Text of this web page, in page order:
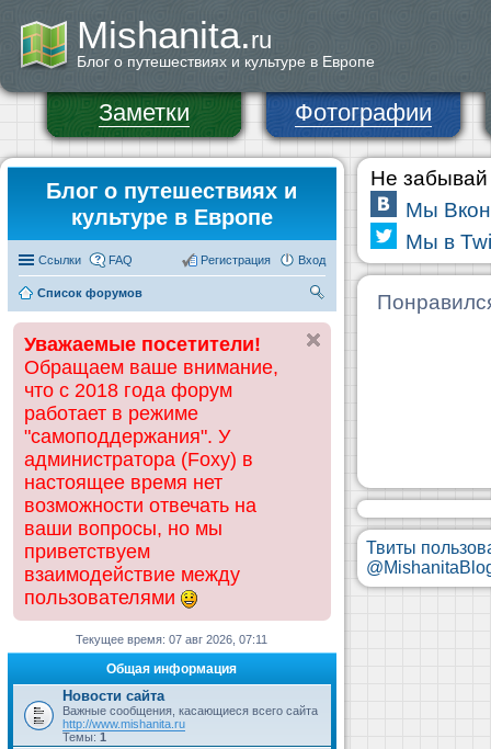
Mishanita.ru
Блог о путешествиях и культуре в Европе
Заметки Фотографии
Блог о путешествиях и
культуре в Европе
Ссылки FAQ Вход
Регистрация
Список форумов
ск
Уважаемые посетители!
Обращаем ваше внимание,
что с 2018 года форум
работает в режиме
"самоподдержания". У
администратора (Foxy) в
настоящее время нет
возможности отвечать на
ваши вопросы, но мы
приветствуем
взаимодействие между
пользователями
Текущее время: 07 авг 2026, 07:11
Общая информация
Новости сайта
Важные сообщения, касающиеся всего сайта
http://www.mishanita.ru
Темы: 1
Не забывай
Мы
Мы в
Твиты